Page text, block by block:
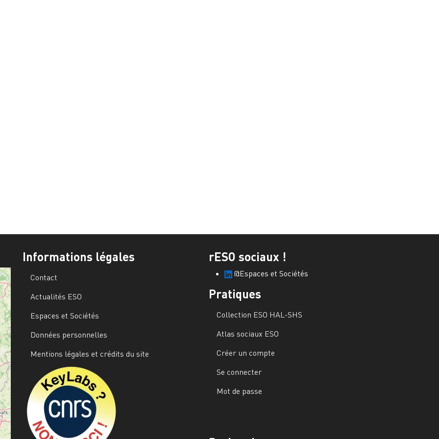
Informations légales
Contact
Actualités ESO
Espaces et Sociétés
Données personnelles
Mentions légales et crédits du site
rESO sociaux !
@Espaces et Sociétés
Pratiques
Collection ESO HAL-SHS
Atlas sociaux ESO
Créer un compte
Se connecter
Mot de passe